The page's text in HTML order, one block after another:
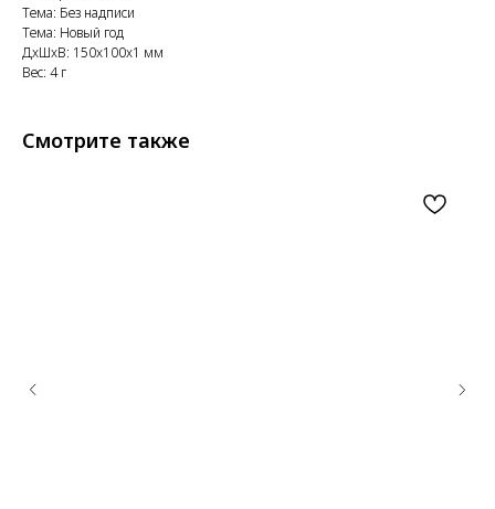
Тема: Без надписи
Тема: Новый год
ДxШxВ: 150x100x1 мм
Вес: 4 г
Смотрите также